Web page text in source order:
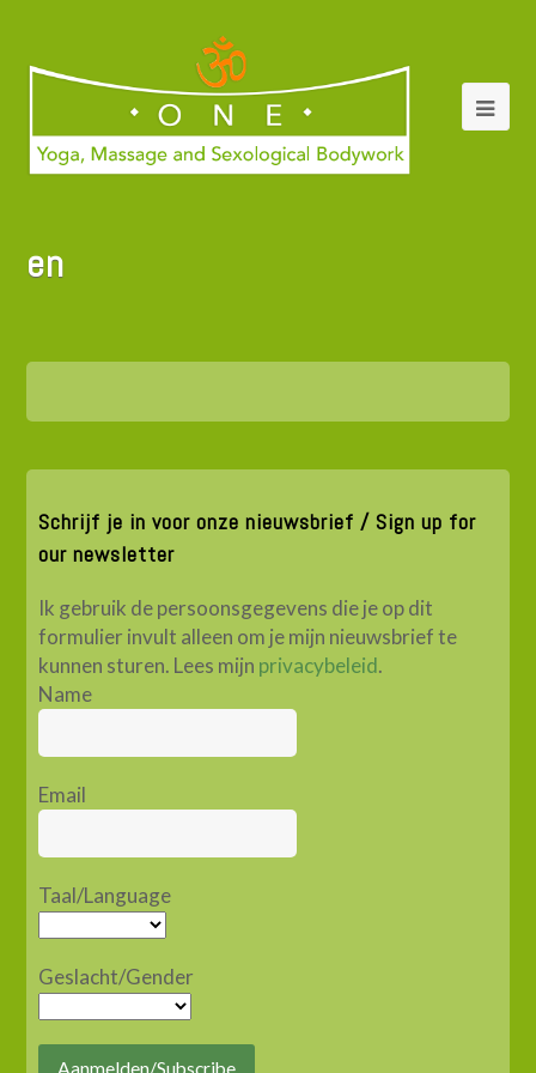
en
Schrijf je in voor onze nieuwsbrief / Sign up for
our newsletter
Ik gebruik de persoonsgegevens die je op dit
formulier invult alleen om je mijn nieuwsbrief te
kunnen sturen. Lees mijn privacybeleid.
Name
Email
Taal/Language
Geslacht/Gender
Aanmelden/Subscribe